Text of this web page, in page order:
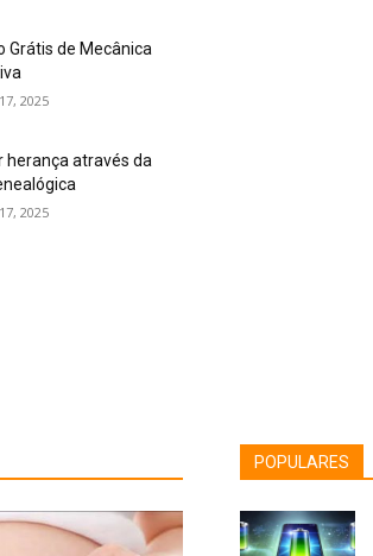
Grátis de Mecânica
2025
herança através da
2025
POPULARES